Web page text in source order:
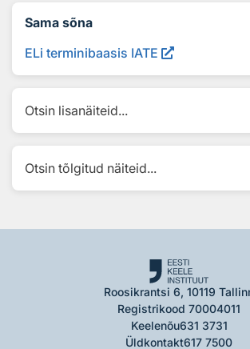
Sama sõna
ELi terminibaasis IATE
Otsin lisanäiteid...
Otsin tõlgitud näiteid...
Roosikrantsi 6, 10119
Registrikood 70004011
Keelenõu631 3731
Üldkontakt617 7500